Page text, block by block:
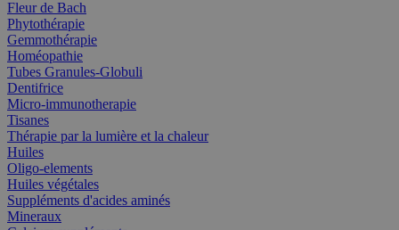
Fleur de Bach
Phytothérapie
Gemmothérapie
Homéopathie
Tubes Granules-Globuli
Dentifrice
Micro-immunotherapie
Tisanes
Thérapie par la lumière et la chaleur
Huiles
Oligo-elements
Huiles végétales
Suppléments d'acides aminés
Mineraux